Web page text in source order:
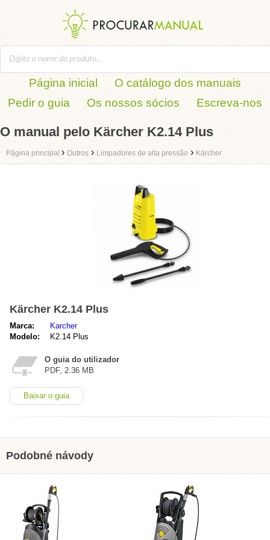
Página inicial
O catálogo dos manuais
Pedir o guia
Os nossos sócios Escreva-nos
O manual pelo Kärcher K2.14 Plus
Página principal › Outros › Limpadores de alta pressão › Kärcher
Kärcher K2.14 Plus
Marca:
Karcher
Modelo:
K2.14 Plus
O guia do utilizador
PDF, 2.36 MB
Baixar o guia
Podobné návody